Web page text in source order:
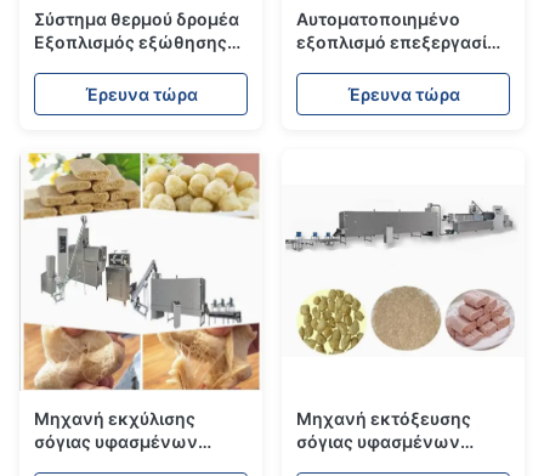
Σύστημα θερμού δρομέα
Εξοπλισμός εξώθησης
για λιχουδιές σκύλων,
κατασκευαστής
89kw
Έρευνα τώρα
Αυτοματοποιημένο
εξοπλισμό επεξεργασίας
εκτόξευσης κομματιών
σόγιας
Έρευνα τώρα
Μηχανή εκχύλισης
σόγιας υφασμένων
Μηχανή εκτόξευσης
σόγιας υφασμένων